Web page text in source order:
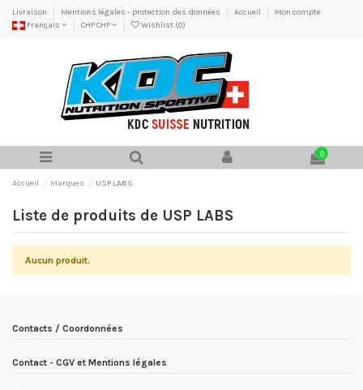
Livraison Mentions légales - protection des données Accueil
Mon compte
Français
CHF CHF Wishlist (0)
0
Accueil Marques USP LABS
Liste de produits de USP LABS
Aucun produit.
Contacts / Coordonnées
Contact - CGV et Mentions légales